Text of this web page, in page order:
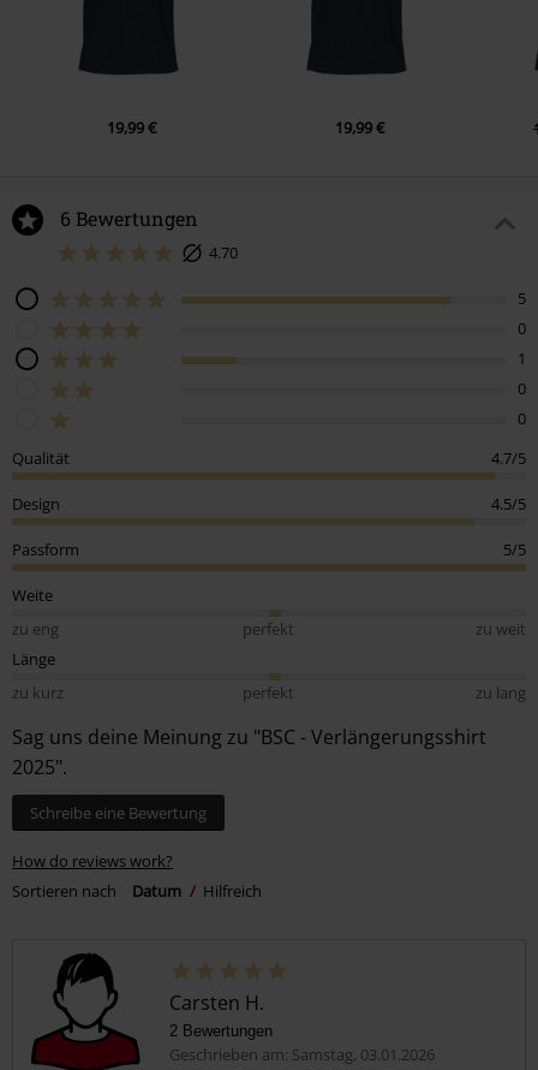
19,99 € 19,99 €
6 Bewertungen
4.70
5
0
1
0
0
Qualität
4.7/5
Design 4.5/5
Passform 5/5
Weite
zu eng
perfekt
zu weit
Länge
zu kurz
perfekt zu lang
Sag uns deine Meinung zu "BSC - Verlängerungsshirt
2025".
Schreibe eine Bewertung
How do reviews work?
Sortieren nach
Datum Hilfreich
Carsten H.
2 Bewertungen
Geschrieben am: Samstag, 03.01.2026